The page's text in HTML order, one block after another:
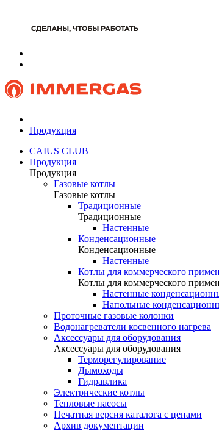
Продукция
CAIUS CLUB
Продукция
Продукция
Газовые котлы
Газовые котлы
Традиционные
Традиционные
Настенные
Конденсационные
Конденсационные
Настенные
Котлы для коммерческого
Котлы для коммерческого
Настенные
Напольные
Проточные газовые колонки
Водонагреватели косвенного нагрева
Аксессуары для оборудования
Аксессуары для оборудования
Терморегулирование
Дымоходы
Гидравлика
Электрические котлы
Тепловые насосы
Печатная версия каталога с ценами
Архив документации